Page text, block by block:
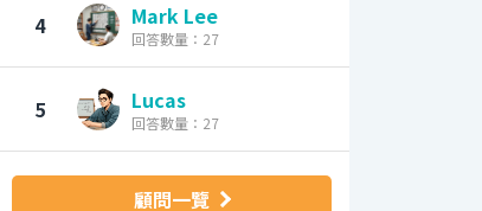
4 Mark Lee
回答數量：27
5 Lucas
回答數量：27
顧問一覽